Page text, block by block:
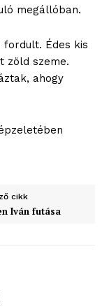
megállóban.
Édes kis
zöld szeme.
ahogy
cikk
Iván futása